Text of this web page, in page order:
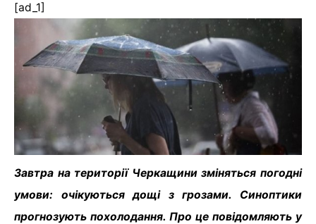
[ad_1]
Завтра на території Черкащини зміняться погодні
умови: очікуються дощі з грозами. Синоптики
прогнозують похолодання. Про це повідомляють у